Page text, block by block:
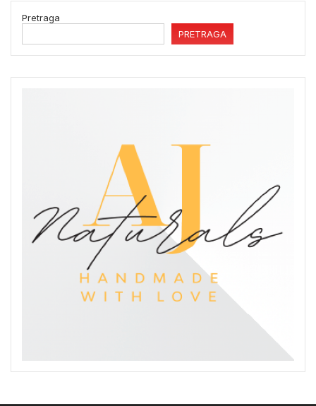
Pretraga
PRETRAGA